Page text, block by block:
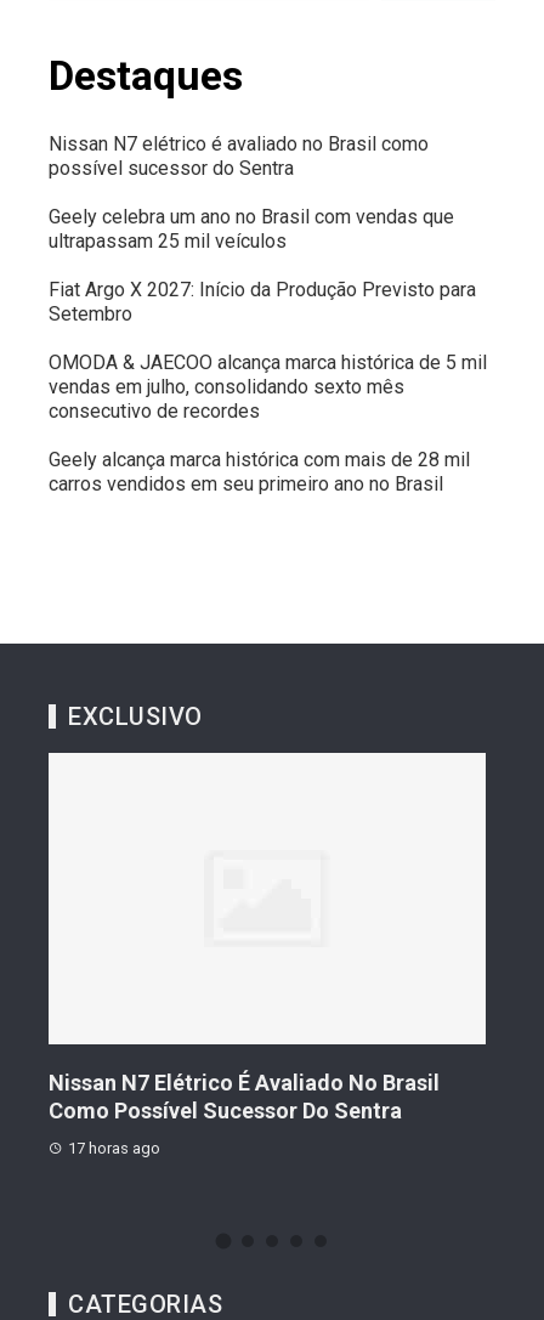
Destaques
Nissan N7 elétrico é avaliado no Brasil como
possível sucessor do Sentra
Geely celebra um ano no Brasil com vendas que
ultrapassam 25 mil veículos
Fiat Argo X 2027: Início da Produção Previsto para
Setembro
OMODA & JAECOO alcança marca histórica de 5 mil
vendas em julho, consolidando sexto mês
consecutivo de recordes
Geely alcança marca histórica com mais de 28 mil
carros vendidos em seu primeiro ano no Brasil
EXCLUSIVO
Geely Celebra Um Ano No Brasil Com
Vendas Que Ultrapassam 25 Mil Veículos
17 horas ago
CATEGORIAS